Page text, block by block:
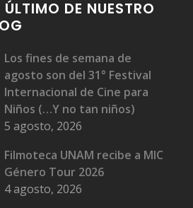
ÚLTIMO DE NUESTRO
Los fines de semana de
agosto son del 31° Festival
Internacional de Cine para
Niños (…Y no tan niños)
5 agosto, 2026
Filmoteca UNAM recibe a MIC
Género Tour 2026
4 agosto, 2026